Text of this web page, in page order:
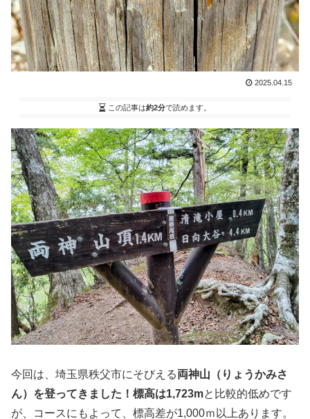
2025.04.15
この記事は約2分で読めます。
今回は、埼玉県秩父市にそびえる両神山（りょうかみさ
ん）を登ってきました！標高は1,723mと比較的低めです
が、コースにもよって、標高差が1,000ｍ以上あります。